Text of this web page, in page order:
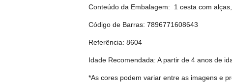
Conteúdo da Embalagem: 1 cesta com
Código de Barras: 7896771608643
Referência: 8604
Idade Recomendada: A partir de 4 anos de
*As cores podem variar entre as imagens e